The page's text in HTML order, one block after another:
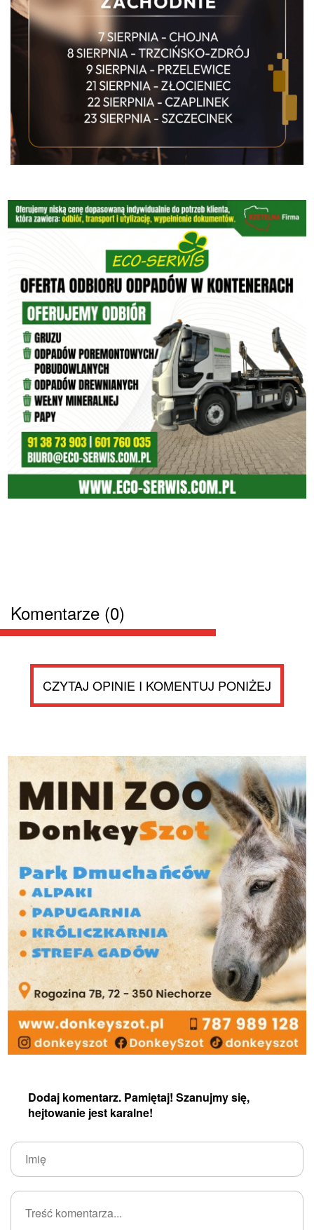
Komentarze (0)
CZYTAJ OPINIE I KOMENTUJ PONIŻEJ
Dodaj komentarz. Pamiętaj! Szanujmy się,
hejtowanie jest karalne!